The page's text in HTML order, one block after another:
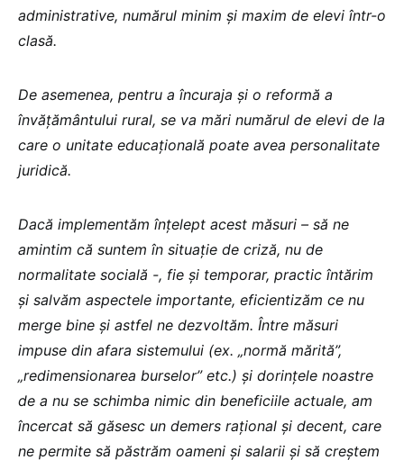
administrative, numărul minim și maxim de elevi într-o
clasă.
De asemenea, pentru a încuraja și o reformă a
învățământului rural, se va mări numărul de elevi de la
care o unitate educațională poate avea personalitate
juridică.
Dacă implementăm înțelept acest măsuri – să ne
amintim că suntem în situație de criză, nu de
normalitate socială -, fie și temporar, practic întărim
și salvăm aspectele importante, eficientizăm ce nu
merge bine și astfel ne dezvoltăm. Între măsuri
impuse din afara sistemului (ex. „normă mărită”,
„redimensionarea burselor” etc.) și dorințele noastre
de a nu se schimba nimic din beneficiile actuale, am
încercat să găsesc un demers rațional și decent, care
ne permite să păstrăm oameni și salarii și să creștem